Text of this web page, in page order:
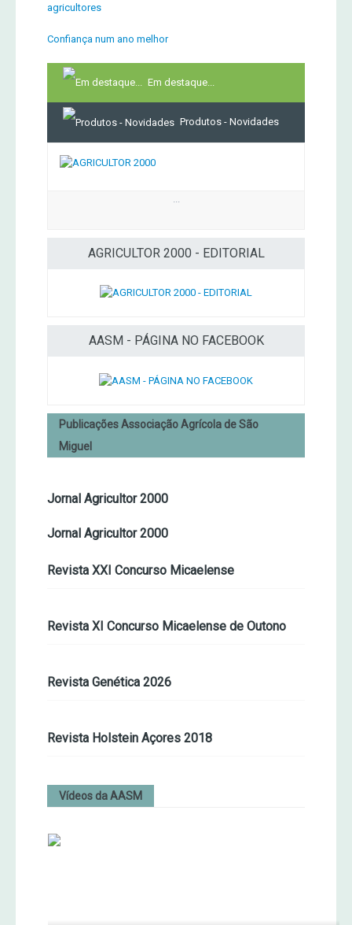
agricultores
Confiança num ano melhor
Em destaque...
Produtos - Novidades
AGRICULTOR 2000 - EDITORIAL
AASM - PÁGINA NO FACEBOOK
Publicações Associação Agrícola de São
Miguel
Jornal Agricultor 2000
Jornal Agricultor 2000
Revista XXI Concurso Micaelense
Revista XI Concurso Micaelense de Outono
Revista Genética 2026
Revista Holstein Açores 2018
Vídeos da AASM